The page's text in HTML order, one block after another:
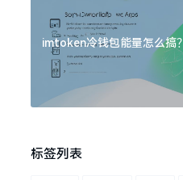
imtoken冷钱包能量怎么搞
标签列表